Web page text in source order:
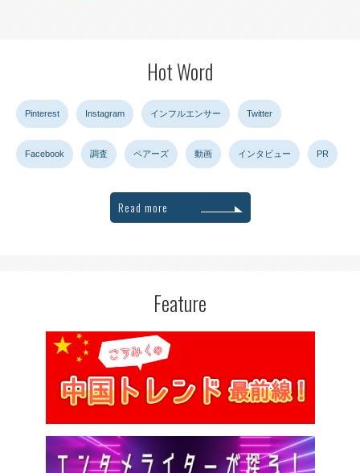
Hot Word
Pinterest Instagram インフルエンサー Twitter
Facebook 調査 ペアーズ 動画 インタビュー PR
Read more
Feature